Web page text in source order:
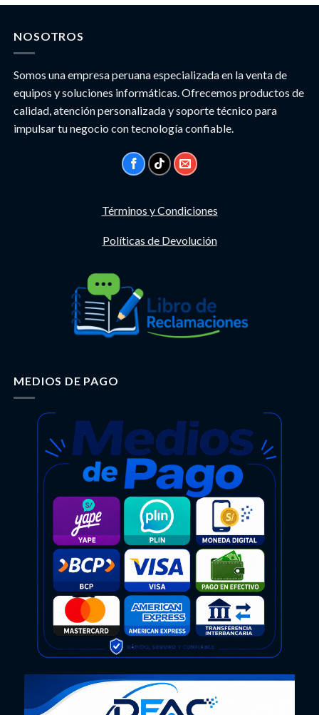
NOSOTROS
Somos una empresa peruana especializada en la venta de
equipos y soluciones informáticas. Ofrecemos productos de
calidad, atención personalizada y soporte técnico para
impulsar tu negocio con tecnología confiable.
Términos y Condiciones
Políticas de Devolución
MEDIOS DE PAGO